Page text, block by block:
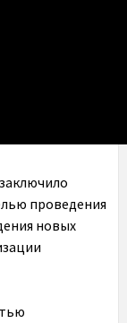
проведения
новых